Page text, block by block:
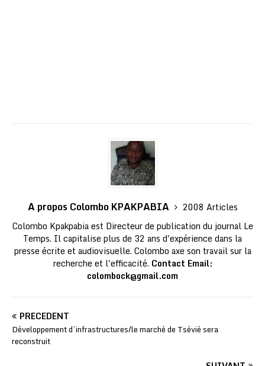
A propos Colombo KPAKPABIA
2008 Articles
Colombo Kpakpabia est Directeur de publication du journal Le
Temps. Il capitalise plus de 32 ans d'expérience dans la
presse écrite et audiovisuelle. Colombo axe son travail sur la
recherche et l'efficacité. Contact Email:
colombock@gmail.com
PRÉCÉDENT
Développement d’infrastructures/le marché de Tsévié sera
reconstruit